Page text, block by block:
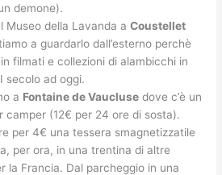
demone).
Museo della Lavanda aCoustellet
a guardarlo dall’esterno perchè
filmati e collezioni di alambicchi in
secolo ad oggi.
a Fontaine de Vaucluse dove c’è un
camper (12€ per 24 ore di sosta).
per 4€ una tessera smagnetizzatile
per ora, in una trentina di altre
la Francia. Dal parcheggio in una